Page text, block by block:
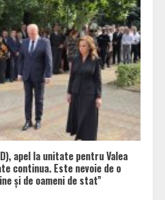
apel la unitate pentru Valea
continua. Este nevoie de o
și de oameni de stat”